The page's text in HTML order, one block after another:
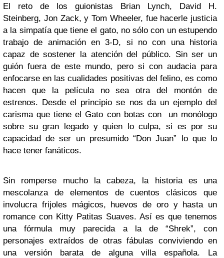
El reto de los guionistas Brian Lynch, David H.
Steinberg, Jon Zack, y Tom Wheeler, fue hacerle justicia
a la simpatía que tiene el gato, no sólo con un estupendo
trabajo de animación en 3-D, si no con una historia
capaz de sostener la atención del público. Sin ser un
guión fuera de este mundo, pero si con audacia para
enfocarse en las cualidades positivas del felino, es como
hacen que la película no sea otra del montón de
estrenos. Desde el principio se nos da un ejemplo del
carisma que tiene el Gato con botas con un monólogo
sobre su gran legado y quien lo culpa, si es por su
capacidad de ser un presumido “Don Juan” lo que lo
hace tener fanáticos.
Sin romperse mucho la cabeza, la historia es una
mescolanza de elementos de cuentos clásicos que
involucra frijoles mágicos, huevos de oro y hasta un
romance con Kitty Patitas Suaves. Así es que tenemos
una fórmula muy parecida a la de “Shrek”, con
personajes extraídos de otras fábulas conviviendo en
una versión barata de alguna villa española. La